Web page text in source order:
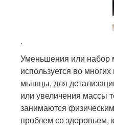
.
Уменьшения или набор
используется во
мышцы, для
или увеличения массы
занимаются
проблем со здоровьем,